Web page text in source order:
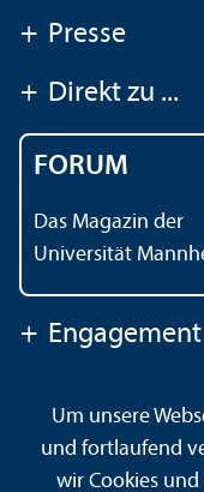
+ Presse
+ Direkt zu ...
FORUM
Das Magazin der
Universität
+ Engagement
Kontakt
Um unsere
und fortlaufend
wir Cookies